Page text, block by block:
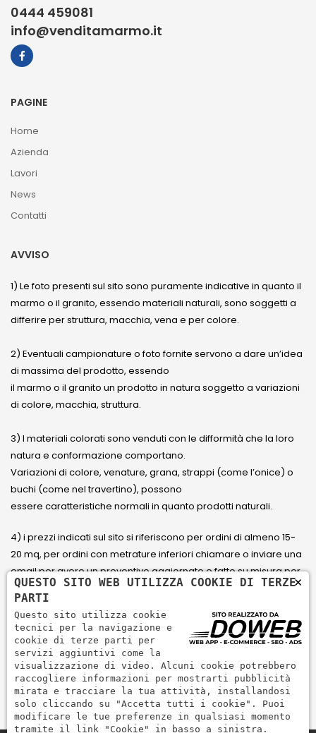
0444 459081
info@venditamarmo.it
PAGINE
Home
Azienda
Lavori
News
Contatti
AVVISO
1) Le foto presenti sul sito sono puramente indicative in quanto il
marmo o il granito, essendo materiali naturali, sono soggetti a
differire per struttura, macchia, vena e per colore.
2) Eventuali campionature o foto fornite servono a dare un’idea
di massima del prodotto, essendo
il marmo o il granito un prodotto in natura soggetto a variazioni
di colore, macchia, struttura.
3) I materiali colorati sono venduti con le difformità che la loro
natura e conformazione comportano.
Variazioni di colore, venature, grana, strappi (come l’onice) o
buchi (come nel travertino), possono
essere caratteristiche normali in quanto prodotti naturali.
4) i prezzi indicati sul sito si riferiscono per ordini di almeno 15-
20 mq, per ordini con metrature inferiori chiamare o inviare una
email per avere un preventivo aggiornato e fatto su misura per
il cliente.
5) Paga con Carta di credito Visa, Visa Electron, Maestro,
Mastercard tramite il circuito PayPal. PayPal serve per pagare,
inviare denaro e accettare pagamenti in modo rapido,
semplice e sicuro.
×
QUESTO SITO WEB UTILIZZA COOKIE DI TERZE
PARTI
Questo sito utilizza cookie
tecnici per la navigazione e
cookie di terze parti per
servizi aggiuntivi come la
visualizzazione di video. Alcuni cookie potrebbero
raccogliere informazioni per mostrarti pubblicità
mirata e tracciare la tua attività, installandosi
solo cliccando su "Accetta tutti i cookie". Puoi
modificare le tue preferenze in qualsiasi momento
tramite il link "Cookie" in basso a sinistra.